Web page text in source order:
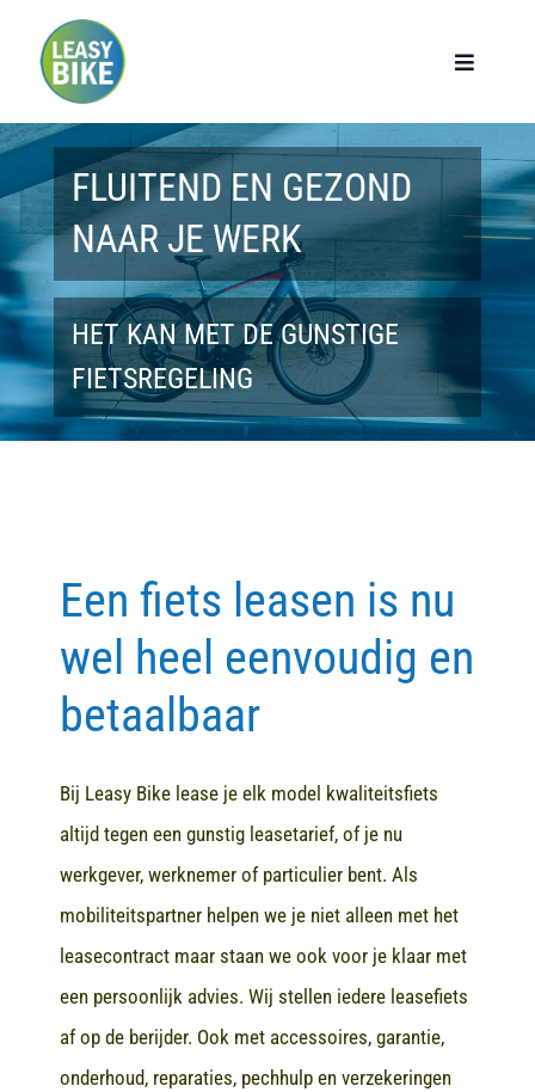
Toggle
Home
Werknemers
Werkgevers
Privé lease
Modellen
Contact
FLUITEND EN GEZOND
NAAR JE WERK
HET KAN MET DE GUNSTIGE
FIETSREGELING
Een fiets leasen is nu
wel heel eenvoudig en
betaalbaar
Bij Leasy Bike lease je elk model kwaliteitsfiets
altijd tegen een gunstig leasetarief, of je nu
werkgever, werknemer of particulier bent. Als
mobiliteitspartner helpen we je niet alleen met het
leasecontract maar staan we ook voor je klaar met
een persoonlijk advies. Wij stellen iedere leasefiets
af op de berijder. Ook met accessoires, garantie,
onderhoud, reparaties, pechhulp en verzekeringen